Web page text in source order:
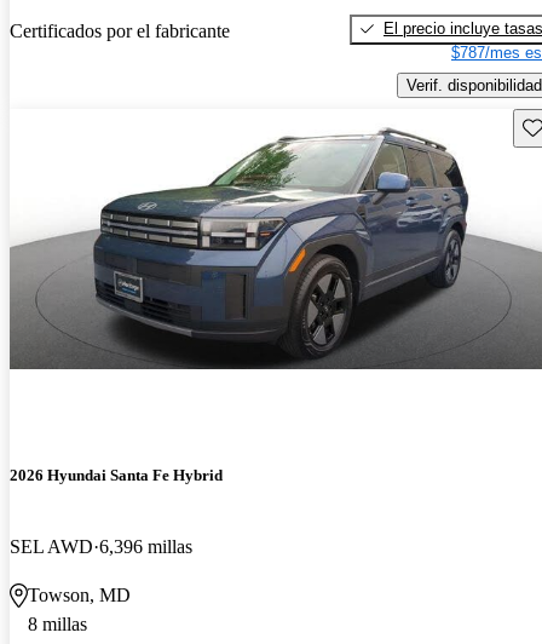
Certificados por el fabricante
El precio incluye tasas
$787/mes
Verif. disponibilidad
2026 Hyundai Santa Fe Hybrid
SEL AWD 6,396 millas
Towson, MD
8 millas